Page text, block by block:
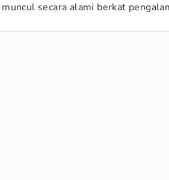
secara alami berkat